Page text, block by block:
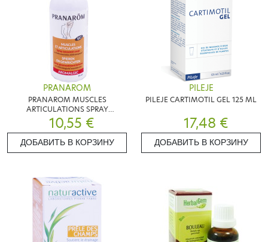
PRANAROM
PRANAROM MUSCLES
ARTICULATIONS SPRAY
CONCENTRE BIO 75 ML
10,55 €
ДОБАВИТЬ В КОРЗИНУ
PILEJE
PILEJE CARTIMOTIL GEL 125 ML
17,48 €
ДОБАВИТЬ В КОРЗИНУ